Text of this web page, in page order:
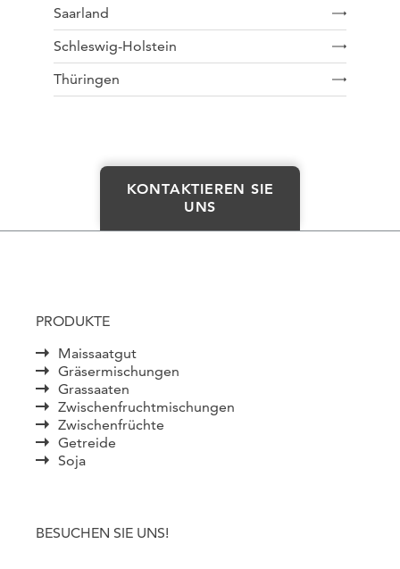
Saarland
Schleswig-Holstein
Thüringen
KONTAKTIEREN SIE
UNS
PRODUKTE
Maissaatgut
Gräsermischungen
Grassaaten
Zwischenfruchtmischungen
Zwischenfrüchte
Getreide
Soja
BESUCHEN SIE UNS!